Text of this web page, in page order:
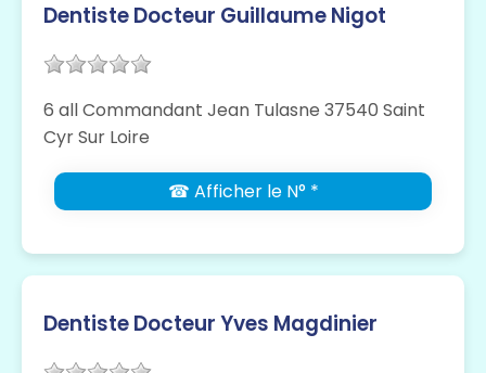
Dentiste Docteur Guillaume Nigot
6 all Commandant Jean Tulasne 37540 Saint
Cyr Sur Loire
☎ Afficher le N° *
Dentiste Docteur Yves Magdinier